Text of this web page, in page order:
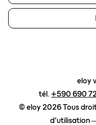
eloy
tél. +590 690
© eloy 2026 Tous
d’utilisation